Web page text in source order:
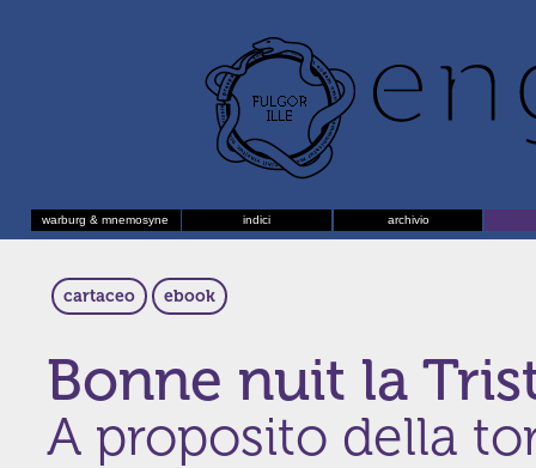
warburg & mnemosyne indici archivio
cartaceo ebook
Bonne nuit la
A proposito della